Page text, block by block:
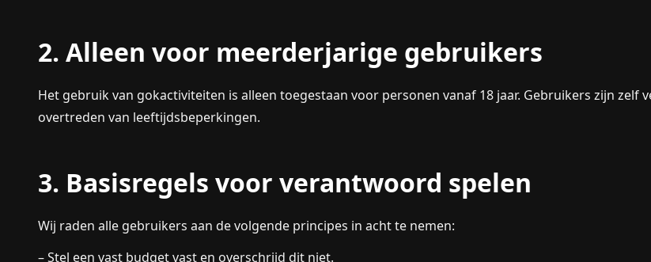
2. Alleen voor meerderjarige gebruikers
Het gebruik van gokactiviteiten is alleen toegestaan voor personen vanaf 18 jaar. Gebruikers zijn
overtreden van leeftijdsbeperkingen.
3. Basisregels voor verantwoord spelen
Wij raden alle gebruikers aan de volgende principes in acht te nemen:
– Stel een vast budget vast en overschrijd dit niet.